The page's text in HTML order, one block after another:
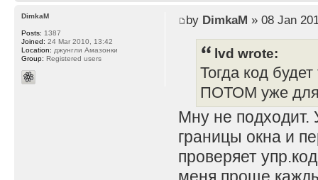
by DimkaM » 08 Jan
lvd wrote:
Тогда код
ПОТОМ уже для
Мну не подходит.
границы окна и
проверяет
DimkaM
Posts: 1387
Joined: 24 Mar 2010, 13:42
Location: джунгли Амазонки
Group: Registered users